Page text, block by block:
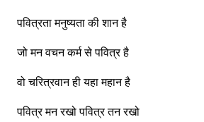
पवित्रता मनुष्यता की शान है
जो मन वचन कर्म से पवित्र है
वो चरित्रवान ही यहा महान है
पवित्र मन रखो पवित्र तन रखो